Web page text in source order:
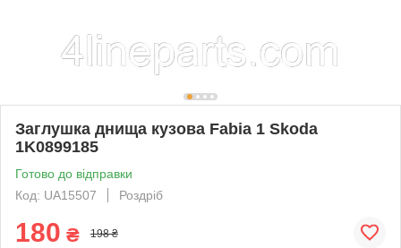
Заглушка днища кузова Fabia 1 Skoda
1K0899185
Готово до відправки
Код: UA15507
Роздріб
180 ₴ 198 ₴